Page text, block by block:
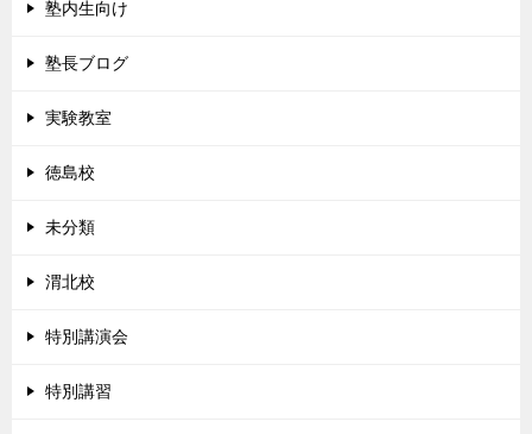
塾内生向け
塾長ブログ
実験教室
徳島校
未分類
渭北校
特別講演会
特別講習